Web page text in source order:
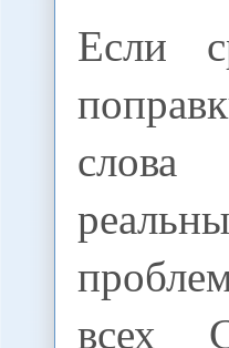
Если
всех